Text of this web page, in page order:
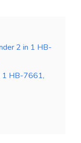
2 in 1 HB-
1 HB-7661,